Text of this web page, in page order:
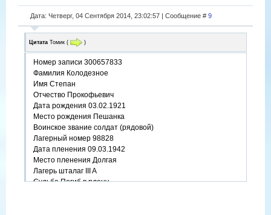
Дата: Четверг, 04 Сентября 2014, 23:02:57 | Сообщение # 9
Цитата Томик ( )
Номер записи 300657833
Фамилия Колодезное
Имя Степан
Отчество Прокофьевич
Дата рождения 03.02.1921
Место рождения Пешанка
Воинское звание солдат (рядовой)
Лагерный номер 98828
Дата пленения 09.03.1942
Место пленения Долгая
Лагерь шталаг III A
Судьба Погиб в плену